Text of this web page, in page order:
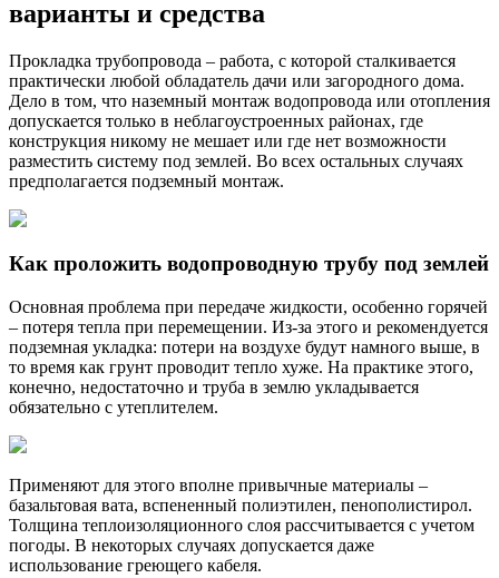
варианты и средства
Прокладка трубопровода – работа, с которой сталкивается
практически любой обладатель дачи или загородного дома.
Дело в том, что наземный монтаж водопровода или отопления
допускается только в неблагоустроенных районах, где
конструкция никому не мешает или где нет возможности
разместить систему под землей. Во всех остальных случаях
предполагается подземный монтаж.
Как проложить водопроводную трубу под землей
Основная проблема при передаче жидкости, особенно горячей
– потеря тепла при перемещении. Из-за этого и рекомендуется
подземная укладка: потери на воздухе будут намного выше, в
то время как грунт проводит тепло хуже. На практике этого,
конечно, недостаточно и труба в землю укладывается
обязательно с утеплителем.
Применяют для этого вполне привычные материалы –
базальтовая вата, вспененный полиэтилен, пенополистирол.
Толщина теплоизоляционного слоя рассчитывается с учетом
погоды. В некоторых случаях допускается даже
использование греющего кабеля.